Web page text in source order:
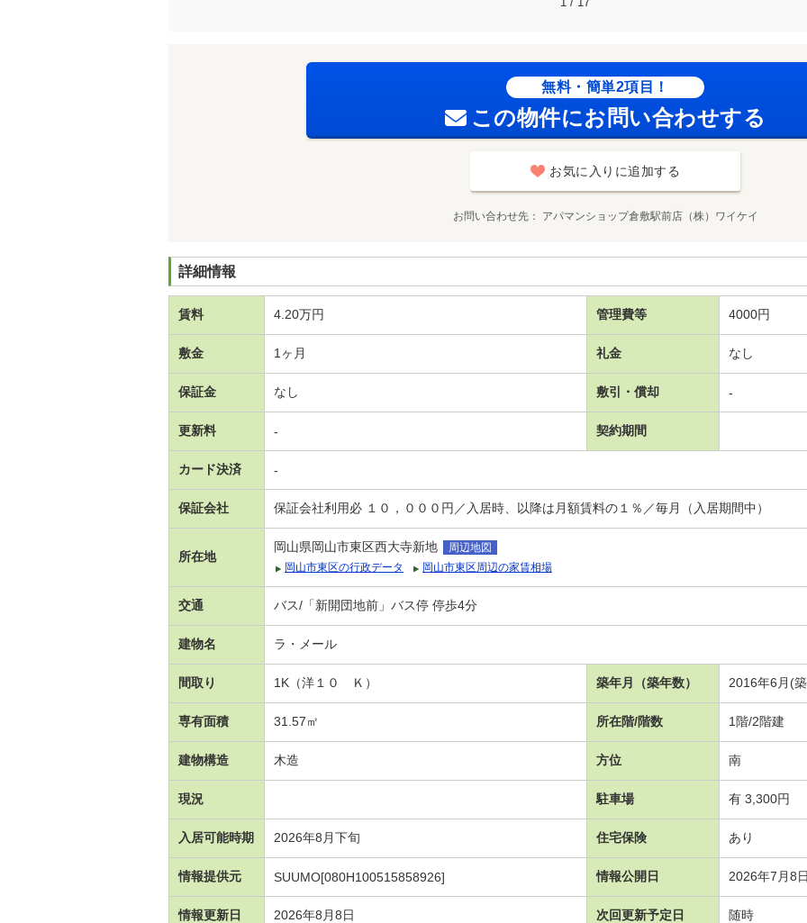
無料・簡単2項目！
この物件にお問い合わせする
お気に入りに追加する
お問い合わせ先 アパマンショップ倉敷駅前店（株）ワイケイ
詳細情報
賃料 4.20万円 管理費等 4000円
敷金 1ヶ月 礼金 なし
保証金 なし 敷引・償却 -
更新料 - 契約期間
カード決済 -
保証会社 保証会社利用必 １０，０００円／入居時、以降は月額賃料の１％／毎月（入居期間中）
所在地
岡山県岡山市東区西大寺新地
周辺地図
岡山市東区の行政データ
岡山市東区周辺の家賃相場
交通 バス/「新開団地前」バス停 停歩4分
建物名 ラ・メール
間取り 1K（洋１０ Ｋ） 築年月（築年数） 2016年6月(
専有面積 31.57㎡ 所在階/階数 1階/2階建
建物構造 木造 方位 南
現況 駐車場 有 3,300円
入居可能時期 2026年8月下旬 住宅保険 あり
情報提供元 SUUMO[080H100515858926] 情報公開日 2026年7月8日
情報更新日 2026年8月8日 次回更新予定日 随時